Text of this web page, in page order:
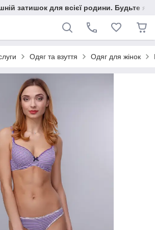
затишок для всієї родини. Будьте як
Одяг та взуття Одяг для жінок